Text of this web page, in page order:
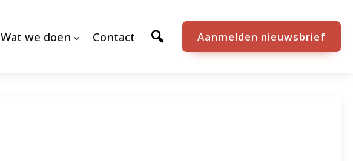
Wat we doen Contact Aanmelden nieuwsbrief